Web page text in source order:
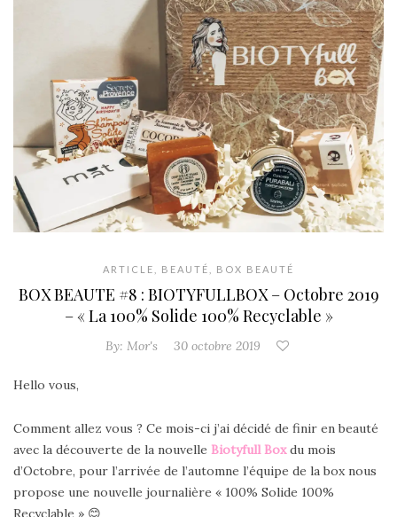
ARTICLE BEAUTÉ BOX BEAUTÉ
BOX BEAUTE #8 : BIOTYFULLBOX – Octobre 2019
– « La 100% Solide 100% Recyclable »
By: Mor's 30 octobre 2019
Hello vous,
Comment allez vous ? Ce mois-ci j’ai décidé de finir en beauté
avec la découverte de la nouvelle Biotyfull Box du mois
d’Octobre, pour l’arrivée de l’automne l’équipe de la box nous
propose une nouvelle journalière « 100% Solide 100%
Recyclable » 😊